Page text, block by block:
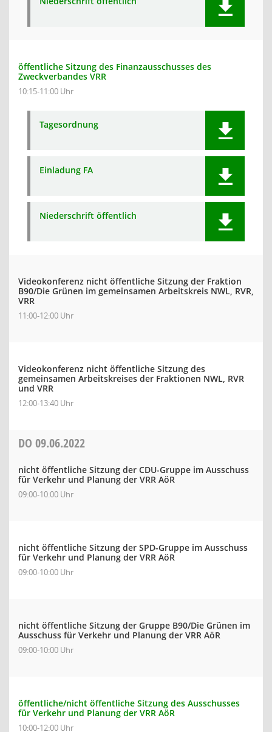
öffentliche Sitzung des Finanzausschusses des
Zweckverbandes VRR
10:15-11:00 Uhr
Tagesordnung
Einladung FA
Niederschrift öffentlich
Videokonferenz nicht öffentliche Sitzung der Fraktion
B90/Die Grünen im gemeinsamen Arbeitskreis NWL, RVR,
VRR
11:00-12:00 Uhr
Videokonferenz nicht öffentliche Sitzung des
gemeinsamen Arbeitskreises der Fraktionen NWL, RVR
und VRR
12:00-13:40 Uhr
DO 09.06.2022
nicht öffentliche Sitzung der CDU-Gruppe im Ausschuss
für Verkehr und Planung der VRR AöR
09:00-10:00 Uhr
nicht öffentliche Sitzung der SPD-Gruppe im Ausschuss
für Verkehr und Planung der VRR AöR
09:00-10:00 Uhr
nicht öffentliche Sitzung der Gruppe B90/Die Grünen im
Ausschuss für Verkehr und Planung der VRR AöR
09:00-10:00 Uhr
öffentliche/nicht öffentliche Sitzung des Ausschusses
für Verkehr und Planung der VRR AöR
10:00-12:00 Uhr